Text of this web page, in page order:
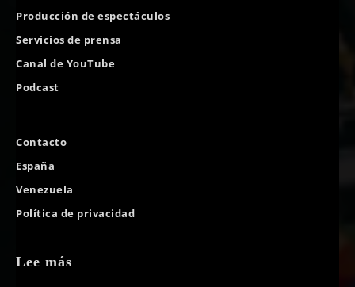
Producción de espectáculos
Servicios de prensa
Canal de YouTube
Podcast
Contacto
España
Venezuela
Política de privacidad
Lee más